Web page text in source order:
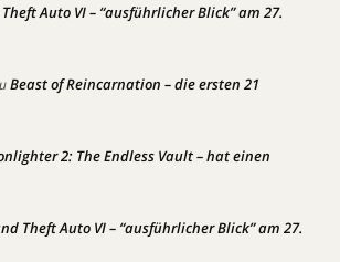
Auto VI – “ausführlicher Blick” am 27.
Beast of Reincarnation – die ersten 21
2: The Endless Vault – hat einen
Theft Auto VI – “ausführlicher Blick” am 27.